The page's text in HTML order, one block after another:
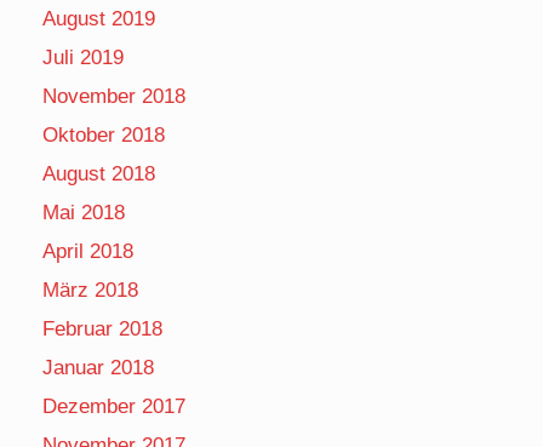
August 2019
Juli 2019
November 2018
Oktober 2018
August 2018
Mai 2018
April 2018
März 2018
Februar 2018
Januar 2018
Dezember 2017